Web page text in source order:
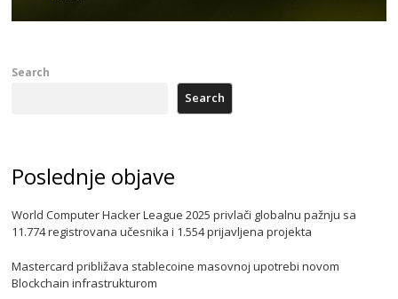
Search
Search
Poslednje objave
World Computer Hacker League 2025 privlači globalnu pažnju sa
11.774 registrovana učesnika i 1.554 prijavljena projekta
Mastercard približava stablecoine masovnoj upotrebi novom
Blockchain infrastrukturom